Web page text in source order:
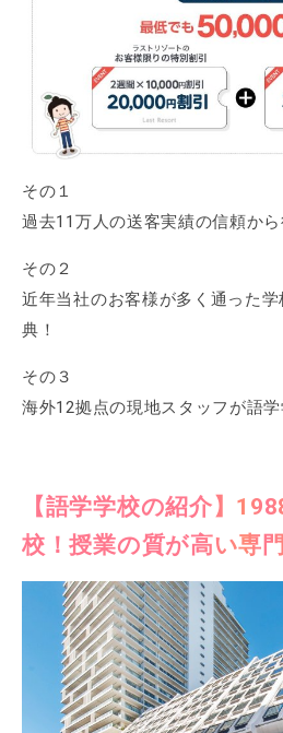
その１
過去11万人の送客実績の信頼か
その２
近年当社のお客様が多く通った
典！
その３
海外12拠点の現地スタッフが語学
【語学学校の紹介】
校！授業の質が高い専